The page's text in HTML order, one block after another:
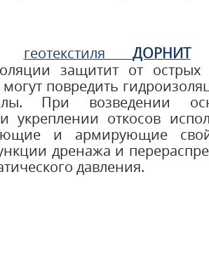
геотекстиля ДОРНИТ
защитит от острых
могут повредить
При возведении
укреплении откосов
и армирующие
дренажа и
давления.